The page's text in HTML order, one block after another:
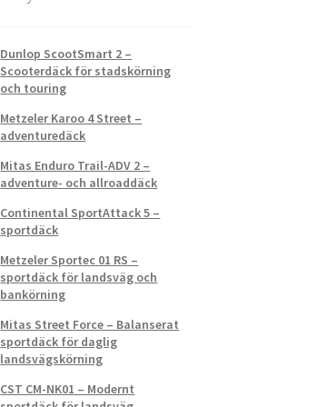
Dunlop ScootSmart 2 –
Scooterdäck för stadskörning
och touring
Metzeler Karoo 4 Street –
adventuredäck
Mitas Enduro Trail-ADV 2 –
adventure- och allroaddäck
Continental SportAttack 5 –
sportdäck
Metzeler Sportec 01 RS –
sportdäck för landsväg och
bankörning
Mitas Street Force – Balanserat
sportdäck för daglig
landsvägskörning
CST CM-NK01 – Modernt